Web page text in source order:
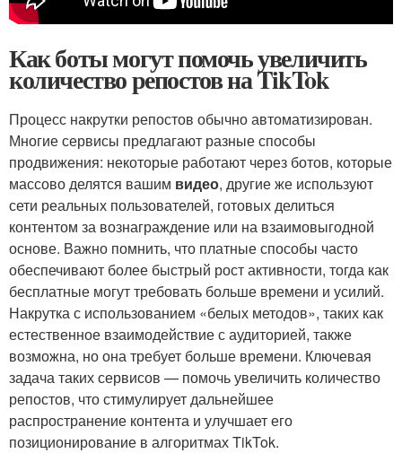
Как боты могут помочь увеличить
количество репостов на TikTok
Процесс накрутки репостов обычно автоматизирован.
Многие сервисы предлагают разные способы
продвижения: некоторые работают через ботов, которые
массово делятся вашим видео, другие же используют
сети реальных пользователей, готовых делиться
контентом за вознаграждение или на взаимовыгодной
основе. Важно помнить, что платные способы часто
обеспечивают более быстрый рост активности, тогда как
бесплатные могут требовать больше времени и усилий.
Накрутка с использованием «белых методов», таких как
естественное взаимодействие с аудиторией, также
возможна, но она требует больше времени. Ключевая
задача таких сервисов — помочь увеличить количество
репостов, что стимулирует дальнейшее
распространение контента и улучшает его
позиционирование в алгоритмах TikTok.